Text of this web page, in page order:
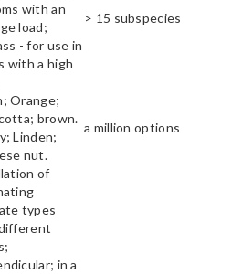
with an
load;
- for use in
with a high
> 15 subspecies
Orange;
brown.
Linden;
nut.
a million options
of
types
in a